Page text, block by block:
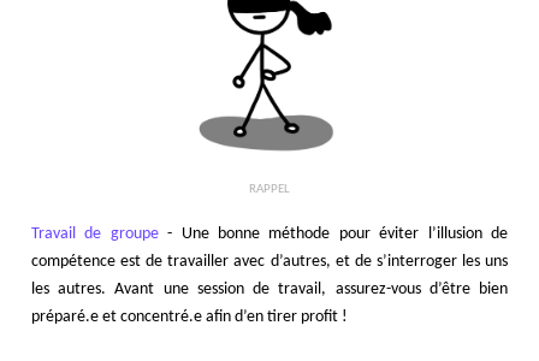
RAPPEL
Travail de groupe- Une bonne méthode pour éviter l’illusion de
compétence est de travailler avec d’autres, et de s’interroger les uns
les autres. Avant une session de travail, assurez-vous d’être bien
préparé.e et concentré.e afin d’en tirer profit !